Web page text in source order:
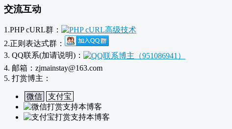
交流互动
1.PHP cURL群：
2.正则表达式群：
3. QQ联系(加请说明)：
4. 邮箱：zjmainstay@163.com
5. 打赏博主：
微信 支付宝